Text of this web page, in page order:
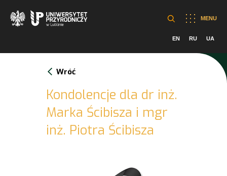
MENU
EN RU UA
Wróć
Kondolencje dla dr inż.
Marka Ścibisza i mgr
inż. Piotra Ścibisza